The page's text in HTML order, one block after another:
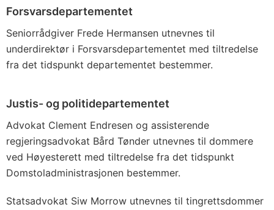
Forsvarsdepartementet
Seniorrådgiver Frede Hermansen utnevnes til
underdirektør i Forsvarsdepartementet med tiltredelse
fra det tidspunkt departementet bestemmer.
Justis- og politidepartementet
Advokat Clement Endresen og assisterende
regjeringsadvokat Bård Tønder utnevnes til dommere
ved Høyesterett med tiltredelse fra det tidspunkt
Domstoladministrasjonen bestemmer.
Statsadvokat Siw Morrow utnevnes til tingrettsdommer